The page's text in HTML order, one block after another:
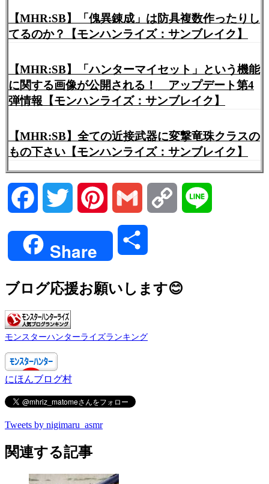
【MHR:SB】「傀異錬成」は防具複数作ったりし
てるのか？【モンハンライズ：サンブレイク】
【MHR:SB】「ハンターマイセット」という機能
に関する画像が公開される！ アップデート第4
弾情報【モンハンライズ：サンブレイク】
【MHR:SB】全ての近接武器に変撃竜珠クラスの
もの下さい【モンハンライズ：サンブレイク】
Facebook Twitter Pinterest Gmail Copy
Share
ブログ応援お願いします😊
モンスターハンターライズランキング
にほんブログ村
Tweets by nigimaru_asmr
関連する記事